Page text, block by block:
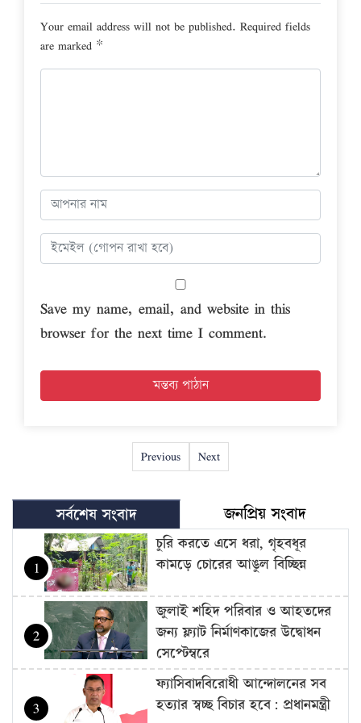
Your email address will not be published. Required fields
are marked *
Save my name, email, and website in this
browser for the next time I comment.
Previous Next
সর্বশেষ সংবাদ জনপ্রিয় সংবাদ
1
চুরি করতে এসে ধরা, গৃহবধূর
কামড়ে চোরের আঙুল বিচ্ছিন্ন
2
জুলাই শহিদ পরিবার ও আহতদের
জন্য ফ্ল্যাট নির্মাণকাজের উদ্বোধন
সেপ্টেম্বরে
3
ফ্যাসিবাদবিরোধী আন্দোলনের সব
হত্যার স্বচ্ছ বিচার হবে: প্রধানমন্ত্রী